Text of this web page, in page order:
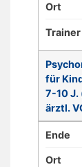
Ort
Trainer
für
7-10 J.
ärztl.
Ende
Ort